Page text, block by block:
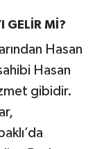
GELİR Mİ?
Hasan
Hasan
gibidir.